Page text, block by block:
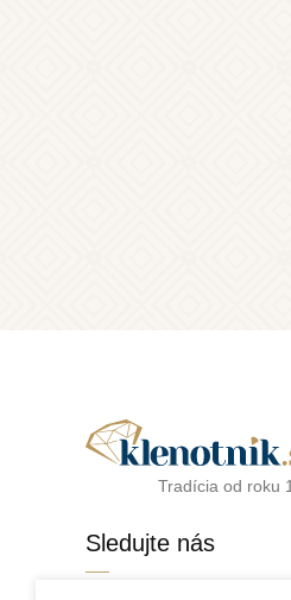
Tradícia od roku
Sledujte nás